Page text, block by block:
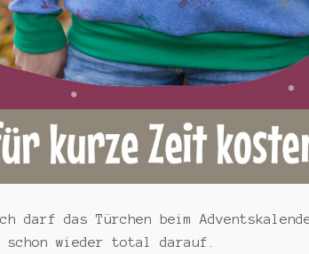
darf das Türchen beim
wieder total darauf.